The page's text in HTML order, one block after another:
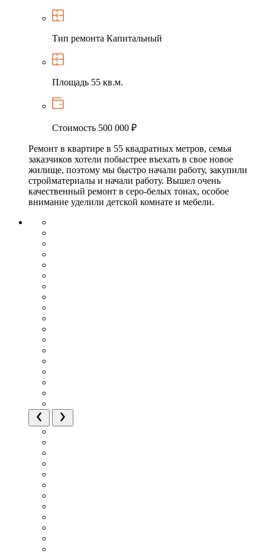
Тип ремонта Капитальный
Площадь 55 кв.м.
Стоимость 500 000 ₽
Ремонт в квартире в 55 квадратных метров, семья
заказчиков хотели побыстрее въехать в свое новое
жилище, поэтому мы быстро начали работу, закупили
стройматериалы и начали работу. Вышел очень
качественный ремонт в серо-белых тонах, особое
внимание уделили детской комнате и мебели.